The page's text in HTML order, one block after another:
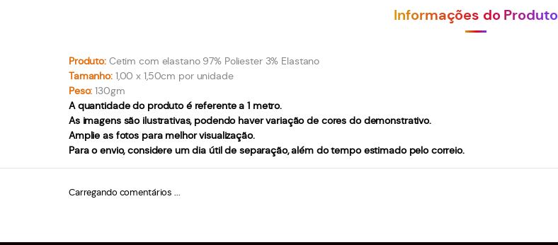
Informações do Produto
Produto: Cetim com elastano 97% Poliester 3% Elastano
Tamanho: 1,00 x 1,50cm por unidade
Peso: 130gm
A quantidade do produto é referente a 1 metro.
As imagens são ilustrativas, podendo haver variação de cores do demonstrativo.
Amplie as fotos para melhor visualização.
Para o envio, considere um dia útil de separação, além do tempo estimado pelo correio.
Carregando comentários ...